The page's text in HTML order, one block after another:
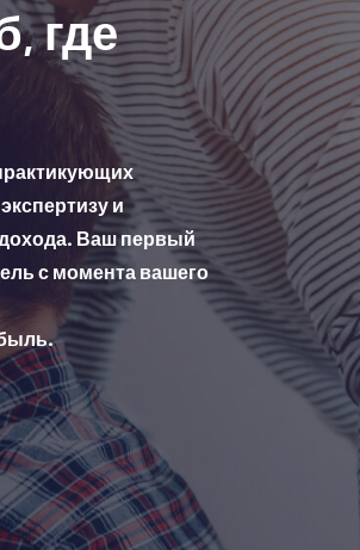
где
и
Ваш первый
с момента вашего